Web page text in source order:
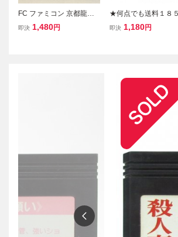
FC ファミコン 京都龍の
寺殺人事件
即決 1,480円
★何点でも送料１８
★ 山村美紗サスペン
即決 1,180円